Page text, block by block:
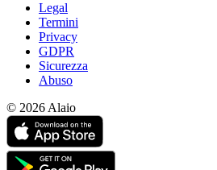
Legal
Termini
Privacy
GDPR
Sicurezza
Abuso
© 2026 Alaio